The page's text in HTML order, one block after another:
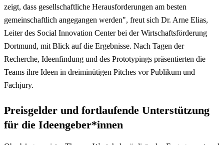
zeigt, dass gesellschaftliche Herausforderungen am besten
gemeinschaftlich angegangen werden", freut sich Dr. Arne Elias,
Leiter des Social Innovation Center bei der Wirtschaftsförderung
Dortmund, mit Blick auf die Ergebnisse. Nach Tagen der
Recherche, Ideenfindung und des Prototypings präsentierten die
Teams ihre Ideen in dreiminütigen Pitches vor Publikum und
Fachjury.
Preisgelder und fortlaufende Unterstützung
für die Ideengeber*innen